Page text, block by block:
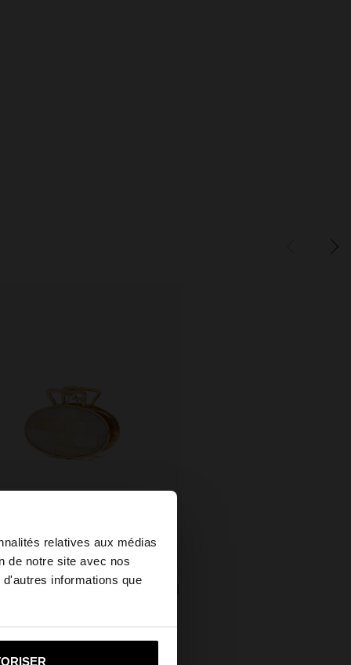
relatives aux médias
de notre site avec nos
informations que
×
States?
vers United States